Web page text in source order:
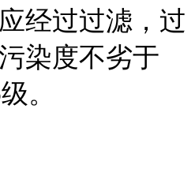
经过过滤，过
染度不劣于
。